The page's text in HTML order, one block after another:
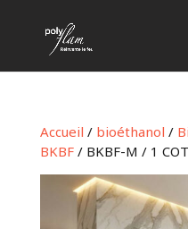
Accueil / bioéthanol /
BKBF/ BKBF-M / 1